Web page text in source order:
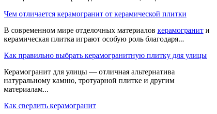
Чем отличается керамогранит от керамической плитки
В современном мире отделочных материалов керамогранит и
керамическая плитка играют особую роль благодаря...
Как правильно выбрать керамогранитную плитку для улицы
Керамогранит для улицы — отличная альтернатива
натуральному камню, тротуарной плитке и другим
материалам...
Как сверлить керамогранит